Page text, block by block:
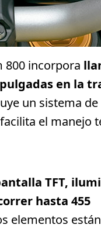
800 incorpora
en la
un sistema
el manejo
TFT,
hasta 455
elementos están